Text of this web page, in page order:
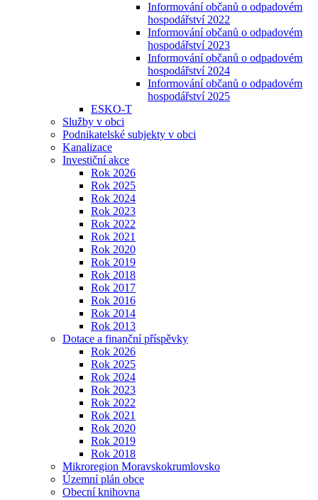
Informování občanů o odpadovém
hospodářství 2022
Informování občanů o odpadovém
hospodářství 2023
Informování občanů o odpadovém
hospodářství 2024
Informování občanů o odpadovém
hospodářství 2025
ESKO-T
Služby v obci
Podnikatelské subjekty v obci
Kanalizace
Investiční akce
Rok 2026
Rok 2025
Rok 2024
Rok 2023
Rok 2022
Rok 2021
Rok 2020
Rok 2019
Rok 2018
Rok 2017
Rok 2016
Rok 2014
Rok 2013
Dotace a finanční příspěvky
Rok 2026
Rok 2025
Rok 2024
Rok 2023
Rok 2022
Rok 2021
Rok 2020
Rok 2019
Rok 2018
Mikroregion Moravskokrumlovsko
Územní plán obce
Obecní knihovna